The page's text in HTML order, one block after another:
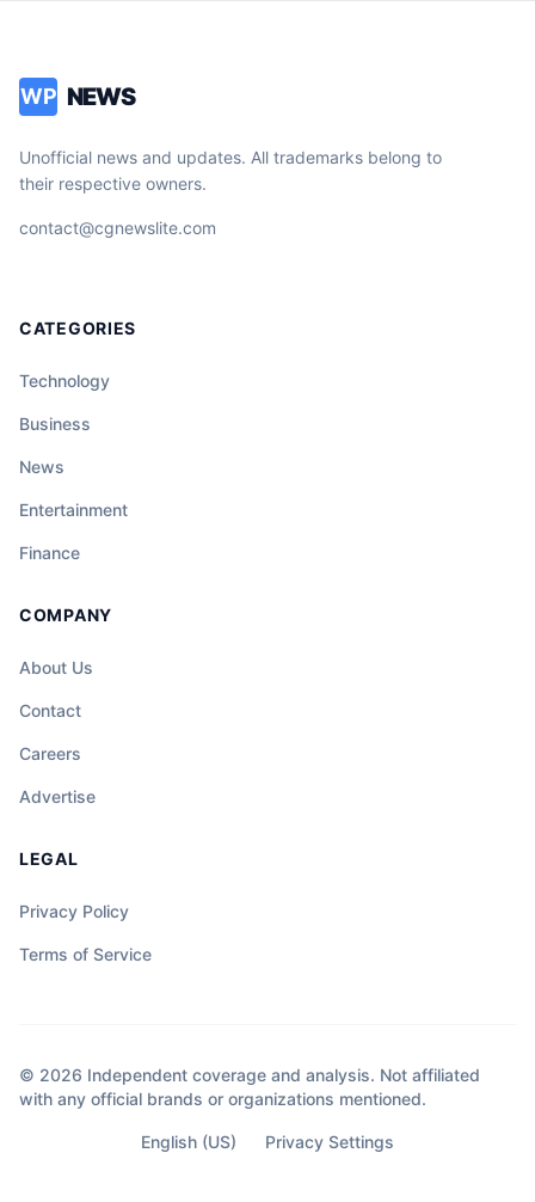
WP NEWS
Unofficial news and updates. All trademarks belong to
their respective owners.
contact@cgnewslite.com
CATEGORIES
Technology
Business
News
Entertainment
Finance
COMPANY
About Us
Contact
Careers
Advertise
LEGAL
Privacy Policy
Terms of Service
© 2026 Independent coverage and analysis. Not affiliated
with any official brands or organizations mentioned.
English (US) Privacy Settings